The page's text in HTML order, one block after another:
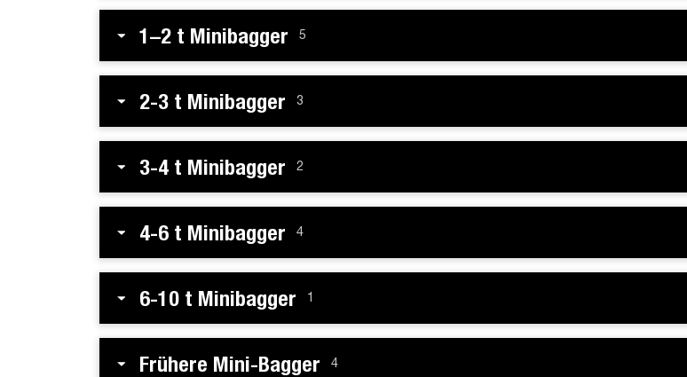
1–2 t Minibagger 5
2-3 t Minibagger 3
3-4 t Minibagger 2
4-6 t Minibagger 4
6-10 t Minibagger 1
Frühere Mini-Bagger 4